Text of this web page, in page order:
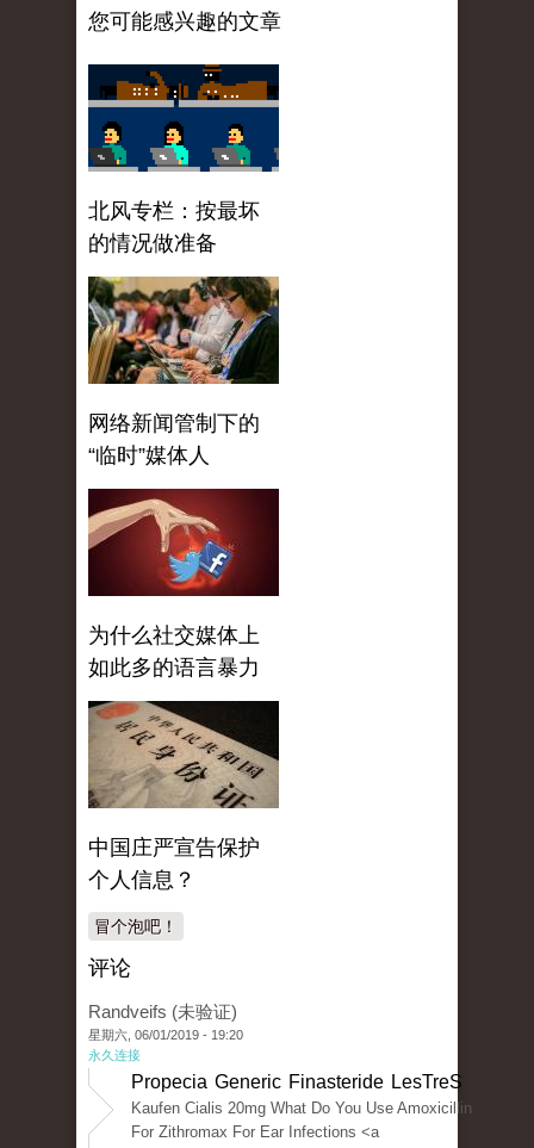
您可能感兴趣的文章
北风专栏：按最坏
的情况做准备
网络新闻管制下的
“临时”媒体人
为什么社交媒体上
如此多的语言暴力
中国庄严宣告保护
个人信息？
冒个泡吧！
评论
Randveifs (未验证)
星期六, 06/01/2019 - 19:20
永久连接
Propecia Generic Finasteride LesTreS
Kaufen Cialis 20mg What Do You Use Amoxicillin
For Zithromax For Ear Infections <a